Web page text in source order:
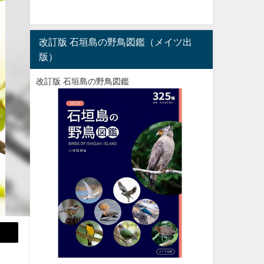
改訂版 石垣島の野鳥図鑑（メイツ出
版）
改訂版 石垣島の野鳥図鑑